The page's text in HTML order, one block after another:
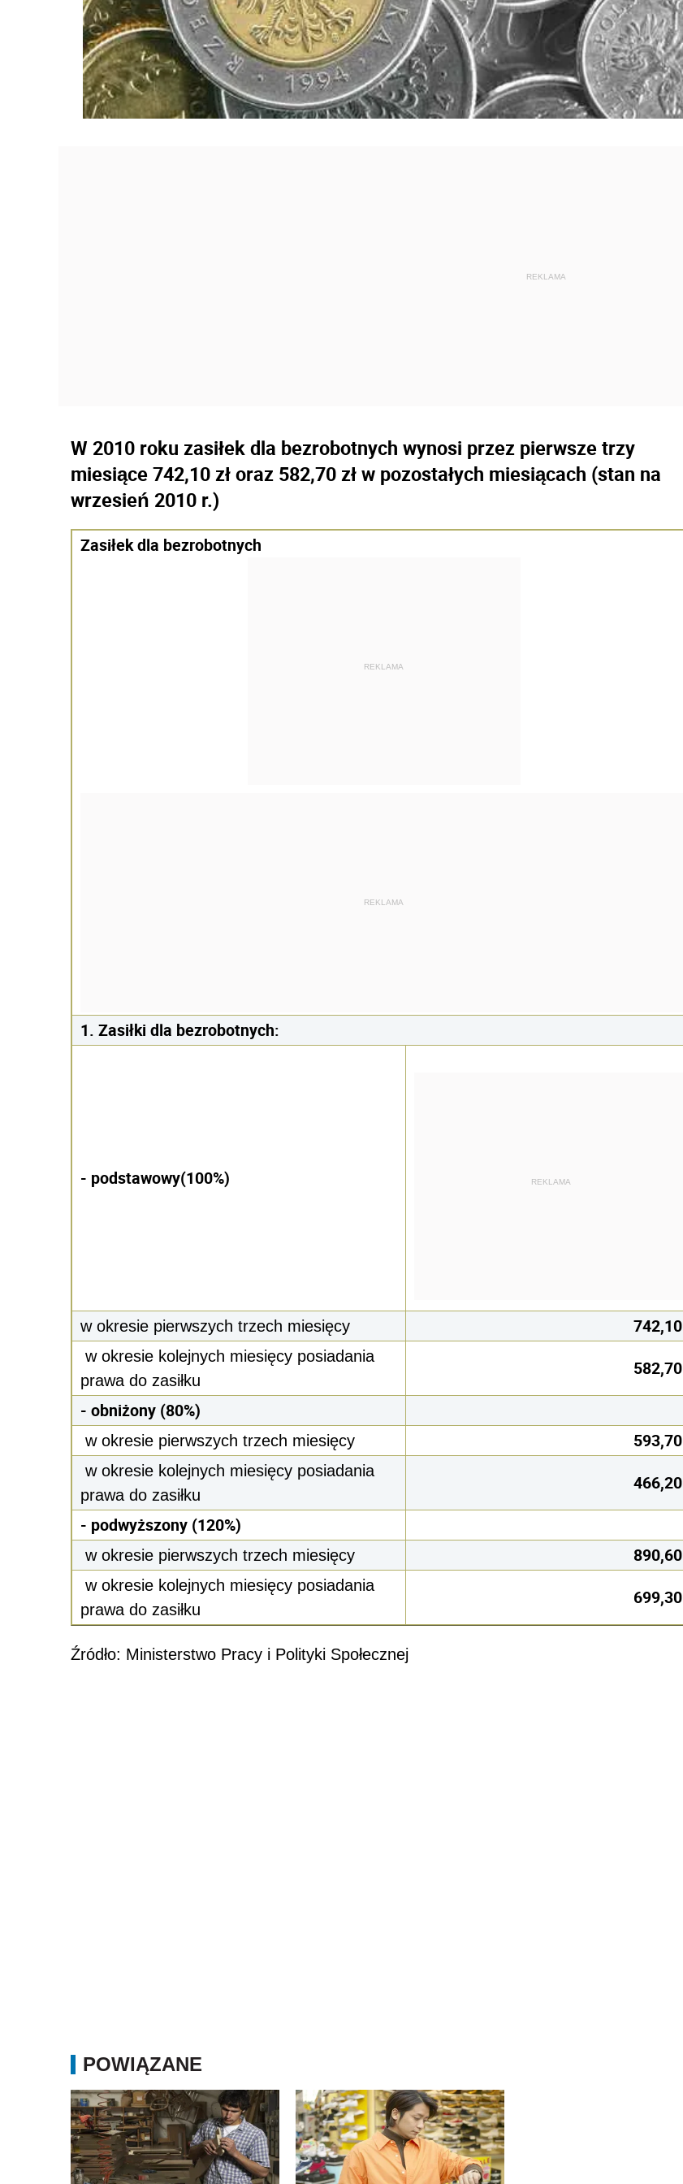
W 2010 roku zasiłek dla bezrobotnych wynosi przez pierwsze trzy
miesiące 742,10 zł oraz 582,70 zł w pozostałych miesiącach (stan na
wrzesień 2010 r.)
Zasiłek dla bezrobotnych
REKLAMA
REKLAMA
1. Zasiłki dla bezrobotnych:
- podstawowy(100%) REKLAMA
w okresie pierwszych trzech miesięcy 742,10
w okresie kolejnych miesięcy posiadania
prawa do zasiłku
582,70
- obniżony (80%)
w okresie pierwszych trzech miesięcy 593,70
w okresie kolejnych miesięcy posiadania
prawa do zasiłku
466,20
- podwyższony (120%)
w okresie pierwszych trzech miesięcy 890,60
w okresie kolejnych miesięcy posiadania
prawa do zasiłku
699,30
Źródło: Ministerstwo Pracy i Polityki Społecznej
POWIĄZANE